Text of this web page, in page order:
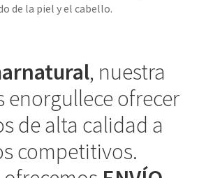
de la piel y el cabello.
, nuestra
enorgullece ofrecer
de alta calidad a
competitivos.